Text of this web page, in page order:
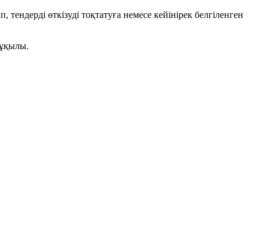
өткізуді тоқтатуға немесе кейінірек белгіленген